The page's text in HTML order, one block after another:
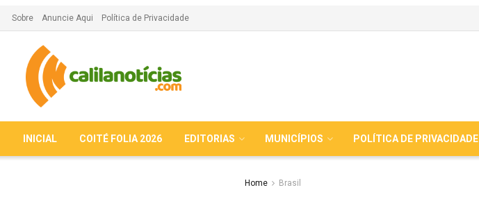
Sobre Anuncie Aqui Política de Privacidade
INICIAL COITÉ FOLIA 2026 EDITORIAS MUNICÍPIOS POLÍTICA DE PRIVACIDADE
Home Brasil